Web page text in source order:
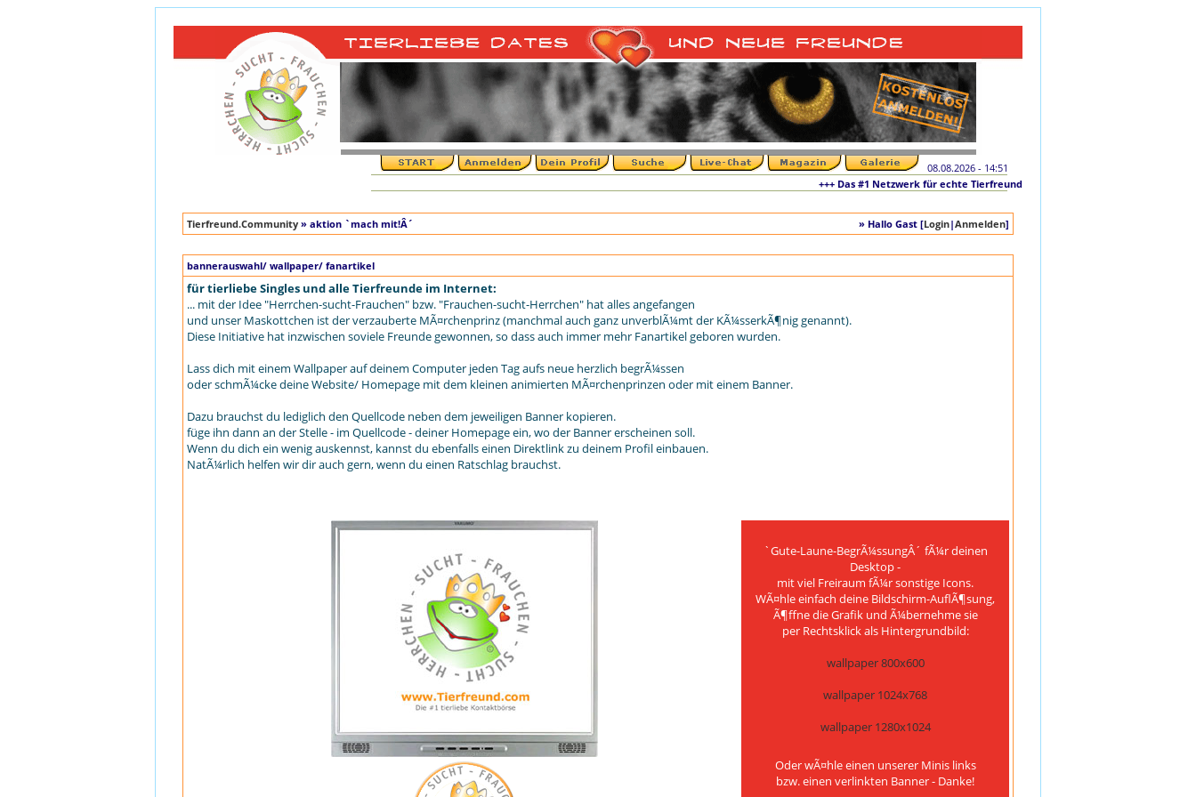
08.08.2026 - 14:51
+++ Das #1 Netzwerk für echte Tierfreunde und tierliebe Singles +++ Die
Tierfreund.Community » aktion `mach mit!Â´ » Hallo Gast [Login|Anmelden]
bannerauswahl/ wallpaper/ fanartikel
für tierliebe Singles und alle Tierfreunde im Internet:
... mit der Idee "Herrchen-sucht-Frauchen" bzw. "Frauchen-sucht-Herrchen" hat alles angefangen
und unser Maskottchen ist der verzauberte MÃ¤rchenprinz (manchmal auch ganz unverblÃ¼mt der KÃ¼sserkÃ¶nig genannt).
Diese Initiative hat inzwischen soviele Freunde gewonnen, so dass auch immer mehr Fanartikel geboren wurden.
Lass dich mit einem Wallpaper auf deinem Computer jeden Tag aufs neue herzlich begrÃ¼ssen
oder schmÃ¼cke deine Website/ Homepage mit dem kleinen animierten MÃ¤rchenprinzen oder mit einem Banner.
Dazu brauchst du lediglich den Quellcode neben dem jeweiligen Banner kopieren.
füge ihn dann an der Stelle - im Quellcode - deiner Homepage ein, wo der Banner erscheinen soll.
Wenn du dich ein wenig auskennst, kannst du ebenfalls einen Direktlink zu deinem Profil einbauen.
NatÃ¼rlich helfen wir dir auch gern, wenn du einen Ratschlag brauchst.
`Gute-Laune-BegrÃ¼ssungÂ´ fÃ¼r deinen
Desktop -
mit viel Freiraum fÃ¼r sonstige Icons.
WÃ¤hle einfach deine Bildschirm-AuflÃ¶sung,
Ã¶ffne die Grafik und Ã¼bernehme sie
per Rechtsklick als Hintergrundbild:
wallpaper 800x600
wallpaper 1024x768
wallpaper 1280x1024
Oder wÃ¤hle einen unserer Minis links
bzw. einen verlinkten Banner - Danke!